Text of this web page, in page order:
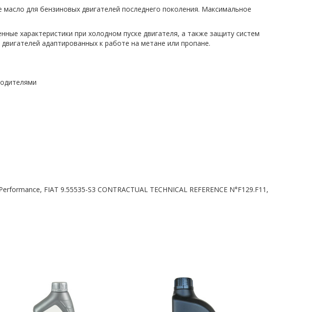
для бензиновых двигателей последнего поколения. Максимальное
характеристики при холодном пуске двигателя, а также защиту систем
адаптированных к работе на метане или пропане.
FIAT 9.55535-S3 CONTRACTUAL TECHNICAL REFERENCE N°F129.F11,